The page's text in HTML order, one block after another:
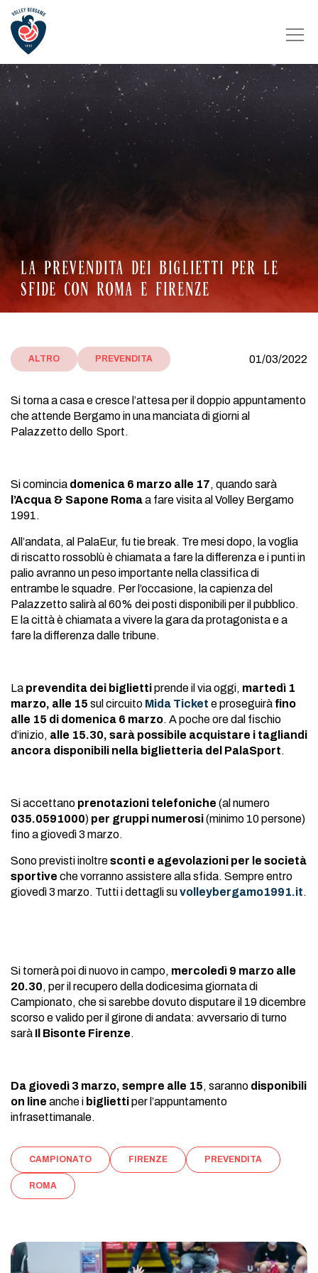
LA PREVENDITA DEI BIGLIETTI PER LE
SFIDE CON ROMA E FIRENZE
ALTRO PREVENDITA 01/03/2022
Si torna a casa e cresce l’attesa per il doppio appuntamento
che attende Bergamo in una manciata di giorni al
Palazzetto dello Sport.
Si comincia domenica 6 marzo alle 17, quando sarà
l’Acqua & Sapone Romaa fare visita al Volley Bergamo
1991.
All’andata, al PalaEur, fu tie break. Tre mesi dopo, la voglia
di riscatto rossoblù è chiamata a fare la differenza e i punti in
palio avranno un peso importante nella classifica di
entrambe le squadre. Per l’occasione, la capienza del
Palazzetto salirà al 60% dei posti disponibili per il pubblico.
E la città è chiamata a vivere la gara da protagonista e a
fare la differenza dalle tribune.
La prevendita dei bigliettiprende il via oggi, martedì 1
marzo, alle 15 sul circuito Mida Ticket e proseguirà fino
alle 15 di domenica 6 marzo. A poche ore dal fischio
d’inizio, alle 15.30, sarà possibile acquistare i tagliandi
ancora disponibili nella biglietteria del PalaSport.
Si accettano prenotazioni telefoniche (al numero
035.0591000) per gruppi numerosi(minimo 10 persone)
fino a giovedì 3 marzo.
Sono previsti inoltresconti e agevolazioni per le società
sportive che vorranno assistere alla sfida. Sempre entro
giovedì 3 marzo. Tutti i dettagli suvolleybergamo1991.it.
Si tornerà poi di nuovo in campo, mercoledì 9 marzo alle
20.30, per il recupero della dodicesima giornata di
Campionato, che si sarebbe dovuto disputare il 19 dicembre
scorso e valido per il girone di andata: avversario di turno
sarà Il Bisonte Firenze.
Da giovedì 3 marzo, sempre alle 15, saranno disponibili
on line anche i bigliettiper l’appuntamento
infrasettimanale.
CAMPIONATO FIRENZE PREVENDITA
ROMA